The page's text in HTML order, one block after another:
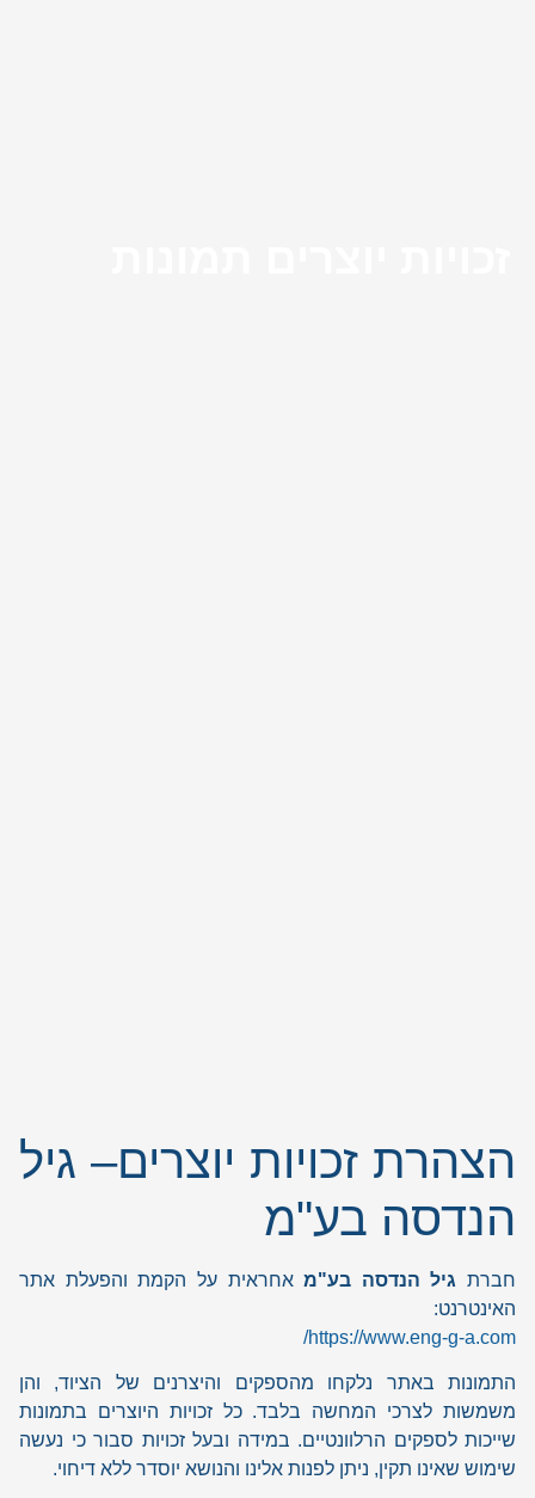
הצהרת זכויות יוצרים– גיל
הנדסה בע"מ
חברת גיל הנדסה בע"מאחראית על הקמת והפעלת אתר
האינטרנט:
https://www.eng-g-a.com/
התמונות באתר נלקחו מהספקים והיצרנים של הציוד, והן
משמשות לצרכי המחשה בלבד. כל זכויות היוצרים בתמונות
שייכות לספקים הרלוונטיים. במידה ובעל זכויות סבור כי נעשה
שימוש שאינו תקין, ניתן לפנות אלינו והנושא יוסדר ללא דיחוי.